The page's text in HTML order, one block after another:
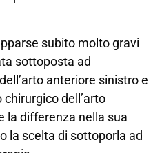
subito molto gravi
sottoposta ad
anteriore sinistro e
dell’arto
la differenza nella sua
la scelta di sottoporla ad